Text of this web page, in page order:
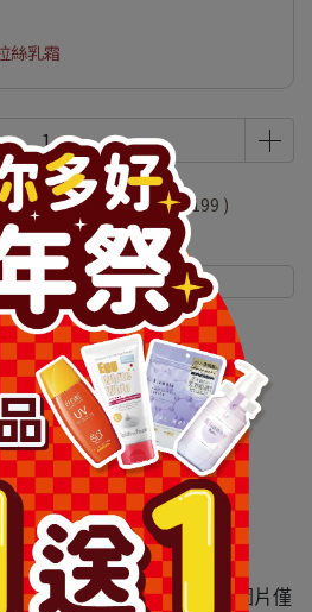
絲乳霜
利39800點 (約等於NT$199 )
規格說明
牙間刷20入-2號SS
觀感之差異，本賣場之商品圖片僅